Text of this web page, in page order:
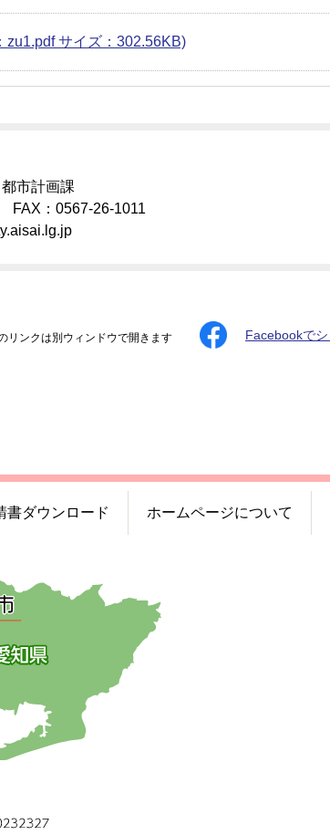
zu1.pdf サイズ：302.56KB)
市計画課
：0567-26-1011
リンクは別ウィンドウで開きます Facebookで
書ダウンロード ホームページについて